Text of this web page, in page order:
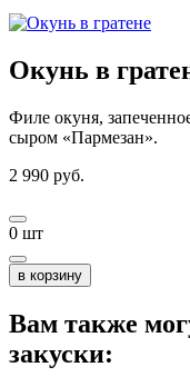
Окунь в
Филе окуня,
сыром «Пармезан».
2 990 руб.
0 шт
в корзину
Вам также
закуски: